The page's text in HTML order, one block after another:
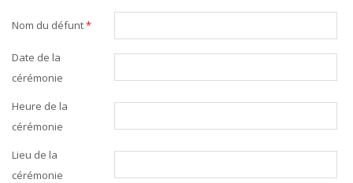
Nom du défunt*
Date de la
cérémonie
Heure de la
cérémonie
Lieu de la
cérémonie